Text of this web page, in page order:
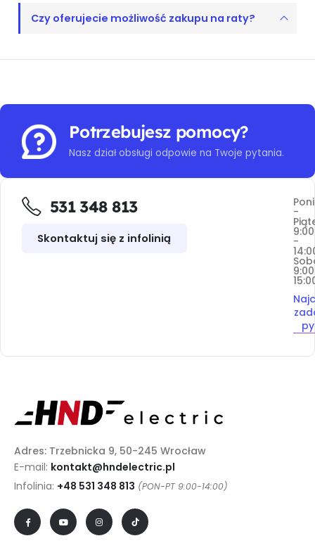
Czy oferujecie możliwość zakupu na raty?
Potrzebujesz pomocy?
Nasz dział obsługi odpowie na Twoje pytania.
531 348 813
Skontaktuj się z infolinią
-
9:00
-
Adres: Trzebnicka 9, 50-245 Wrocław
E-mail: kontakt@hndelectric.pl
Infolinia: +48 531 348 813 (PON-PT 9:00-14:00)